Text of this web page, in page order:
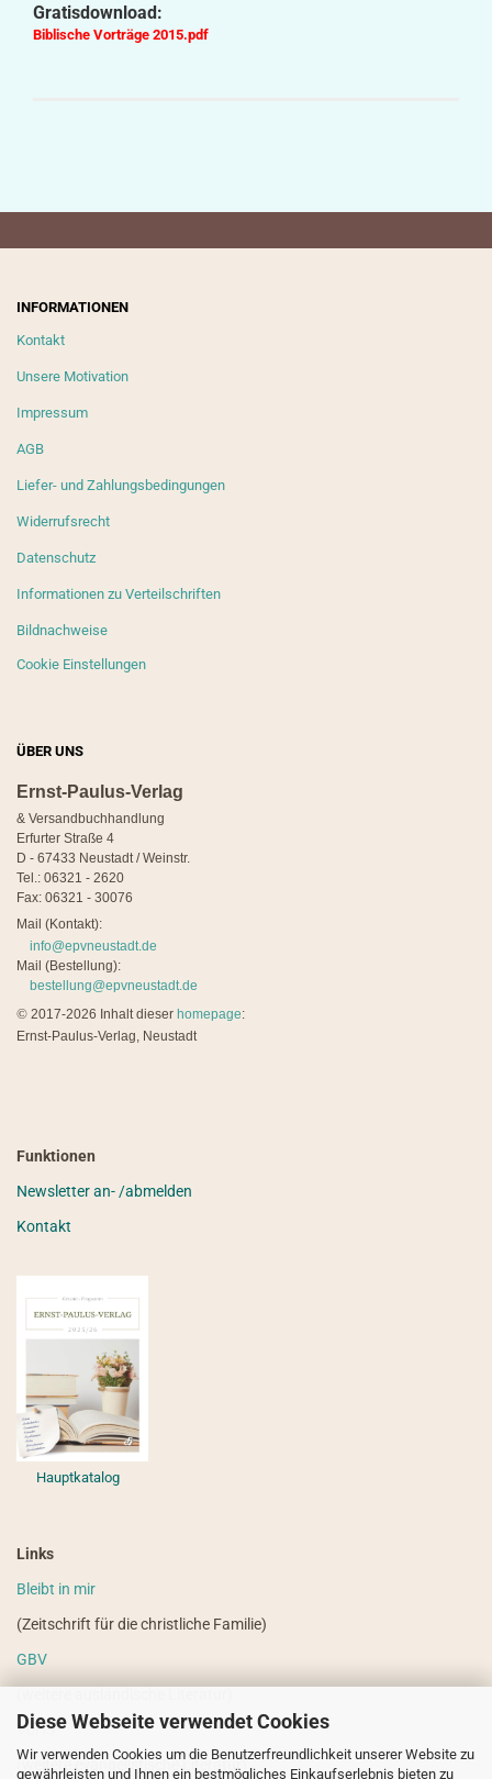
Diese Webseite verwendet Cookies
Wir verwenden Cookies um die Benutzerfreundlichkeit unserer Website zu
gewährleisten und Ihnen ein bestmögliches Einkaufserlebnis bieten zu
Gratisdownload:
Biblische Vorträge 2015.pdf
INFORMATIONEN
Kontakt
Unsere Motivation
Impressum
AGB
Liefer- und Zahlungsbedingungen
Widerrufsrecht
Datenschutz
Informationen zu Verteilschriften
Bildnachweise
Cookie Einstellungen
ÜBER UNS
Ernst-Paulus-Verlag
& Versandbuchhandlung
Erfurter Straße 4
D - 67433 Neustadt / Weinstr.
Tel.: 06321 - 2620
Fax: 06321 - 30076
Mail (Kontakt):
info@epvneustadt.de
Mail (Bestellung):
bestellung@epvneustadt.de
© 2017-2026 Inhalt dieser homepage:
Ernst-Paulus-Verlag, Neustadt
Funktionen
Newsletter an- /abmelden
Kontakt
Hauptkatalog
Links
Bleibt in mir
(Zeitschrift für die christliche Familie)
GBV
VdHS
(weitere evangelistische Literatur)